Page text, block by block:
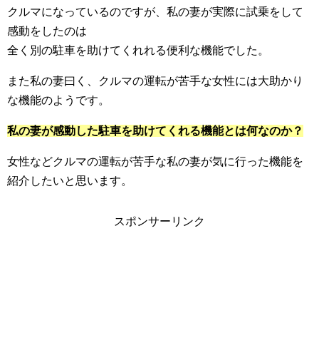
クルマになっているのですが、私の妻が実際に試乗をして
感動をしたのは
全く別の駐車を助けてくれれる便利な機能でした。
また私の妻曰く、クルマの運転が苦手な女性には大助かり
な機能のようです。
私の妻が感動した駐車を助けてくれる機能とは何なのか？
女性などクルマの運転が苦手な私の妻が気に行った機能を
紹介したいと思います。
スポンサーリンク